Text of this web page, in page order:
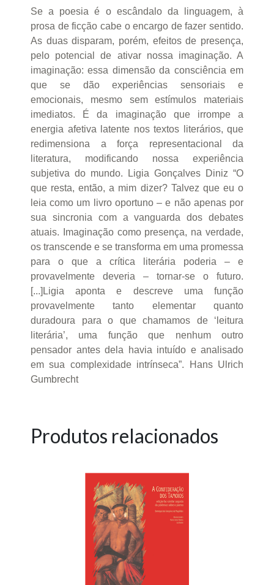
Se a poesia é o escândalo da linguagem, à
prosa de ficção cabe o encargo de fazer sentido.
As duas disparam, porém, efeitos de presença,
pelo potencial de ativar nossa imaginação. A
imaginação: essa dimensão da consciência em
que se dão experiências sensoriais e
emocionais, mesmo sem estímulos materiais
imediatos. É da imaginação que irrompe a
energia afetiva latente nos textos literários, que
redimensiona a força representacional da
literatura, modificando nossa experiência
subjetiva do mundo. Ligia Gonçalves Diniz “O
que resta, então, a mim dizer? Talvez que eu o
leia como um livro oportuno – e não apenas por
sua sincronia com a vanguarda dos debates
atuais. Imaginação como presença, na verdade,
os transcende e se transforma em uma promessa
para o que a crítica literária poderia – e
provavelmente deveria – tornar-se o futuro.
[...]Ligia aponta e descreve uma função
provavelmente tanto elementar quanto
duradoura para o que chamamos de ‘leitura
literária’, uma função que nenhum outro
pensador antes dela havia intuído e analisado
em sua complexidade intrínseca”. Hans Ulrich
Gumbrecht
Produtos relacionados